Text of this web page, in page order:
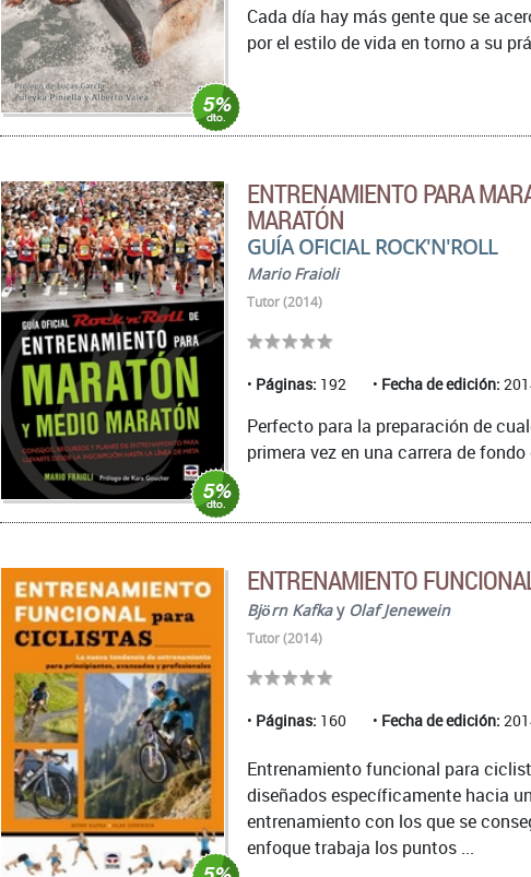
Cada día hay más gente que se
por el estilo de vida en torno a su
ENTRENAMIENTO PARA
MARATÓN
GUÍA OFICIAL ROCK'N'ROLL
Mario Fraioli
Tutor (2014)
Páginas: 192 Fecha de edición:
Perfecto para la preparación de
primera vez en una carrera de
ENTRENAMIENTO
Björn Kafkay Olaf Jenewein
Tutor (2014)
Páginas: 160 Fecha de edición:
Entrenamiento funcional para
diseñados específicamente hacia
entrenamiento con los que se
enfoque trabaja los puntos ...